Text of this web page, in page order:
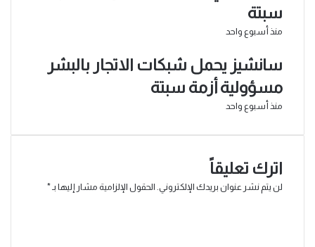
سبتة
منذ أسبوع واحد
سانشيز يحمل شبكات الاتجار بالبشر
مسؤولية أزمة سبتة
منذ أسبوع واحد
اترك تعليقاً
لن يتم نشر عنوان بريدك الإلكتروني. الحقول الإلزامية مشار إليها بـ*